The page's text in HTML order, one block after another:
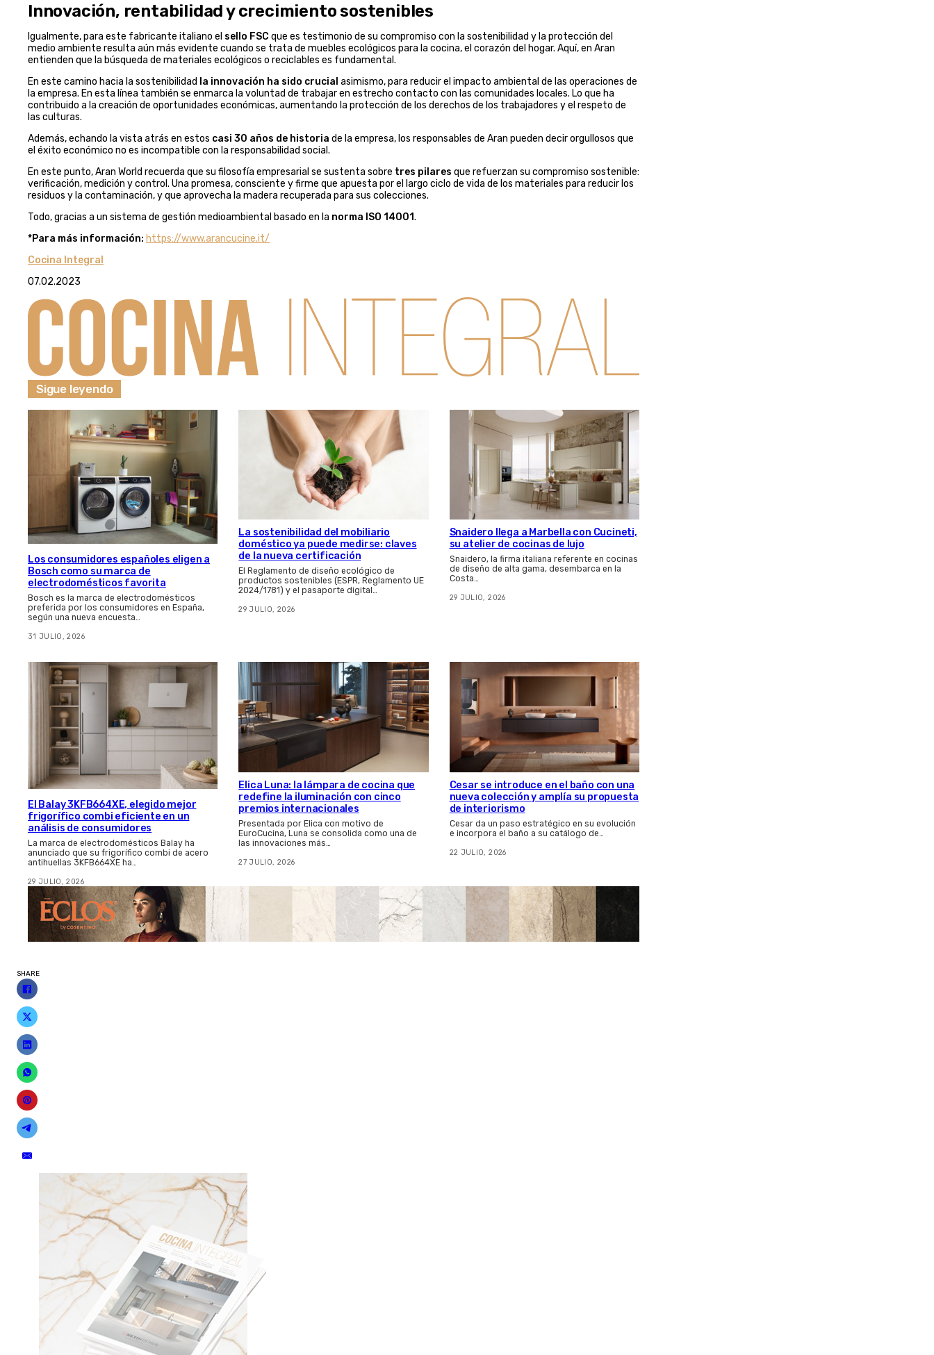
Innovación, rentabilidad y crecimiento sostenibles
Igualmente, para este fabricante italiano el sello FSC que es testimonio de su compromiso con la sostenibilidad y la protección del
medio ambiente resulta aún más evidente cuando se trata de muebles ecológicos para la cocina, el corazón del hogar. Aquí, en Aran
entienden que la búsqueda de materiales ecológicos o reciclables es fundamental.
En este camino hacia la sostenibilidad la innovación ha sido crucial asimismo, para reducir el impacto ambiental de las operaciones de
la empresa. En esta línea también se enmarca la voluntad de trabajar en estrecho contacto con las comunidades locales. Lo que ha
contribuido a la creación de oportunidades económicas, aumentando la protección de los derechos de los trabajadores y el respeto de
las culturas.
Además, echando la vista atrás en estos casi 30 años de historia de la empresa, los responsables de Aran pueden decir orgullosos que
el éxito económico no es incompatible con la responsabilidad social.
En este punto, Aran World recuerda que su filosofía empresarial se sustenta sobre tres pilares que refuerzan su compromiso sostenible:
verificación, medición y control. Una promesa, consciente y firme que apuesta por el largo ciclo de vida de los materiales para reducir los
residuos y la contaminación, y que aprovecha la madera recuperada para sus colecciones.
Todo, gracias a un sistema de gestión medioambiental basado en la norma ISO 14001.
*Para más información: https://www.arancucine.it/
Cocina Integral
07.02.2023
Sigue leyendo
Los consumidores españoles eligen a
Bosch como su marca de
electrodomésticos favorita
Bosch es la marca de electrodomésticos
preferida por los consumidores en España,
según una nueva encuesta…
31 JULIO, 2026
La sostenibilidad del mobiliario
doméstico ya puede medirse: claves
de la nueva certificación
El Reglamento de diseño ecológico de
productos sostenibles (ESPR, Reglamento UE
2024/1781) y el pasaporte digital…
29 JULIO, 2026
Snaidero llega a Marbella con Cucineti,
su atelier de cocinas de lujo
Snaidero, la firma italiana referente en cocinas
de diseño de alta gama, desembarca en la
Costa…
29 JULIO, 2026
El Balay 3KFB664XE, elegido mejor
frigorífico combi eficiente en un
análisis de consumidores
La marca de electrodomésticos Balay ha
anunciado que su frigorífico combi de acero
antihuellas 3KFB664XE ha…
29 JULIO, 2026
Elica Luna: la lámpara de cocina que
redefine la iluminación con cinco
premios internacionales
Presentada por Elica con motivo de
EuroCucina, Luna se consolida como una de
las innovaciones más…
27 JULIO, 2026
Cesar se introduce en el baño con una
nueva colección y amplía su propuesta
de interiorismo
Cesar da un paso estratégico en su evolución
e incorpora el baño a su catálogo de…
22 JULIO, 2026
SHARE